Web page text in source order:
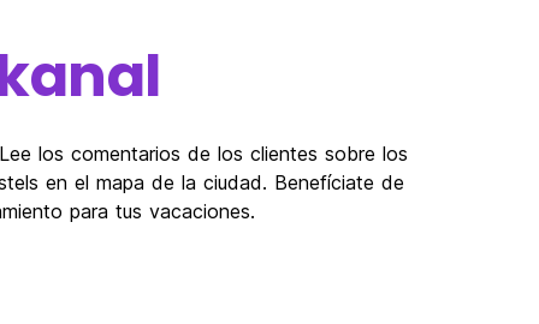
los comentarios de los clientes sobre los
en el mapa de la ciudad. Benefíciate de
para tus vacaciones.